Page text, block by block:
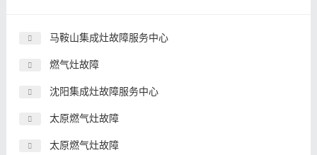
马鞍山集成灶故障服务中心
燃气灶故障
沈阳集成灶故障服务中心
太原燃气灶故障
太原燃气灶故障